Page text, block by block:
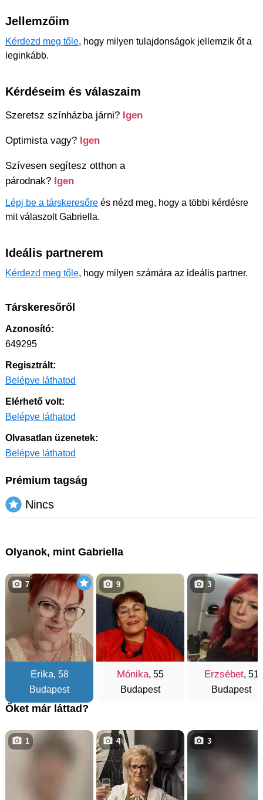
Jellemzőim
Kérdezd meg tőle, hogy milyen tulajdonságok jellemzik őt a
leginkább.
Kérdéseim és válaszaim
Szeretsz színházba járni? Igen
Optimista vagy? Igen
Szívesen segítesz otthon a
párodnak? Igen
Lépj be a társkeresőre és nézd meg, hogy a többi kérdésre
mit válaszolt Gabriella.
Ideális partnerem
Kérdezd meg tőle, hogy milyen számára az ideális partner.
Társkeresőről
Azonosító:
649295
Regisztrált:
Belépve láthatod
Elérhető volt:
Belépve láthatod
Olvasatlan üzenetek:
Belépve láthatod
Prémium tagság
Nincs
Olyanok, mint Gabriella
Erika, 58
Budapest
7
Mónika, 55
Budapest
9
Erzsébet, 51
Budapest
3
Őket már láttad?
1 4 3